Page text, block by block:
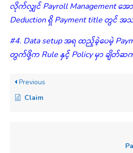
လိုက်လျှင် Payroll Management အေ
Deduction ရှိ Payment title တွင်
#4. Data setup အရ ထည့်ခဲ့ပေမဲ့
တွက်ဖို့က Rule နှင့် Policy မှာ ချိတ်ဆက်
Previous
Claim